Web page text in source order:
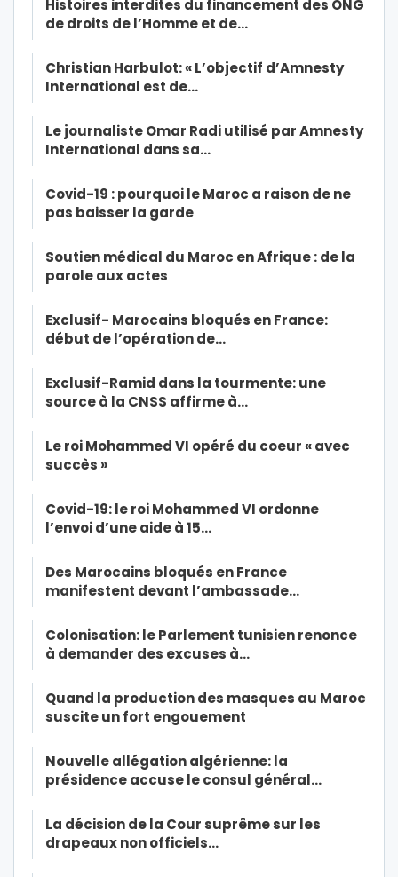
Histoires interdites du financement des ONG
de droits de l’Homme et de…
Christian Harbulot: « L’objectif d’Amnesty
International est de…
Le journaliste Omar Radi utilisé par Amnesty
International dans sa…
Covid-19 : pourquoi le Maroc a raison de ne
pas baisser la garde
Soutien médical du Maroc en Afrique : de la
parole aux actes
Exclusif- Marocains bloqués en France:
début de l’opération de…
Exclusif-Ramid dans la tourmente: une
source à la CNSS affirme à…
Le roi Mohammed VI opéré du coeur « avec
succès »
Covid-19: le roi Mohammed VI ordonne
l’envoi d’une aide à 15…
Des Marocains bloqués en France
manifestent devant l’ambassade…
Colonisation: le Parlement tunisien renonce
à demander des excuses à…
Quand la production des masques au Maroc
suscite un fort engouement
Nouvelle allégation algérienne: la
présidence accuse le consul général…
La décision de la Cour suprême sur les
drapeaux non officiels…